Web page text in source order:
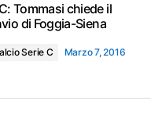
Tommasi chiede il
di Foggia-Siena
Serie C Marzo 7, 2016